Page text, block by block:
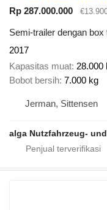
Rp 287.000.000
Semi-trailer dengan box
2017
Kapasitas muat 28.000
Bobot bersih 7.000 kg
Jerman, Sittensen